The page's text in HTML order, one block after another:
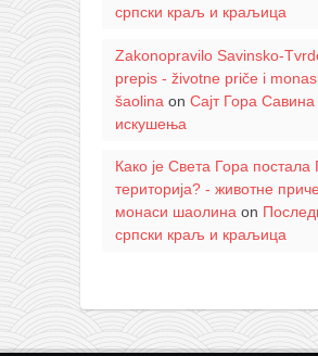
српски краљ и краљица
Zakonopravilo Savinsko-
prepis - životne priče i
šaolina on Сајт Гора Савина
искушења
Како је Света Гора постала
територија? - животне
монаси шаолинаon
српски краљ и краљица